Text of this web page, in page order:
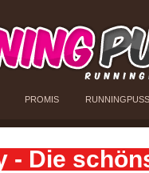
PROMIS
- Die